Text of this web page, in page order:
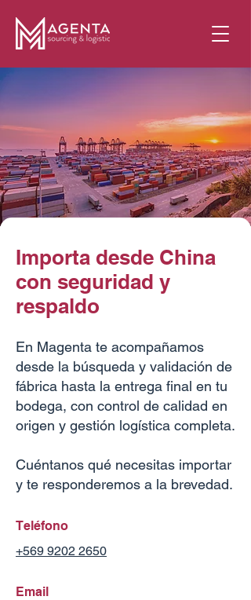
Importa desde China
con seguridad y
respaldo
En Magenta te acompañamos
desde la búsqueda y validación de
fábrica hasta la entrega final en tu
bodega, con control de calidad en
origen y gestión logística completa.
Cuéntanos qué necesitas importar
y te responderemos a la brevedad.
Teléfono
+569 9202 2650
Email